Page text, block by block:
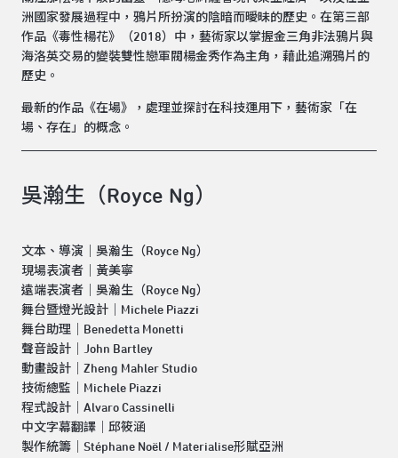
洲國家發展過程中，鴉片所扮演的陰暗而曖昧的歷史。在第三部
作品《毒性楊花》（2018）中，藝術家以掌握金三角非法鴉片與
海洛英交易的變裝雙性戀軍閥楊金秀作為主角，藉此追溯鴉片的
歷史。
最新的作品《在場》，處理並探討在科技運用下，藝術家「在
場、存在」的概念。
吳瀚生（Royce Ng）
文本、導演｜吳瀚生（Royce Ng）
現場表演者｜黃美寧
遠端表演者｜吳瀚生（Royce Ng）
舞台暨燈光設計｜Michele Piazzi
舞台助理｜Benedetta Monetti
聲音設計｜John Bartley
動畫設計｜Zheng Mahler Studio
技術總監｜Michele Piazzi
程式設計｜Alvaro Cassinelli
中文字幕翻譯｜邱筱涵
製作統籌｜Stéphane Noël / Materialise形賦亞洲